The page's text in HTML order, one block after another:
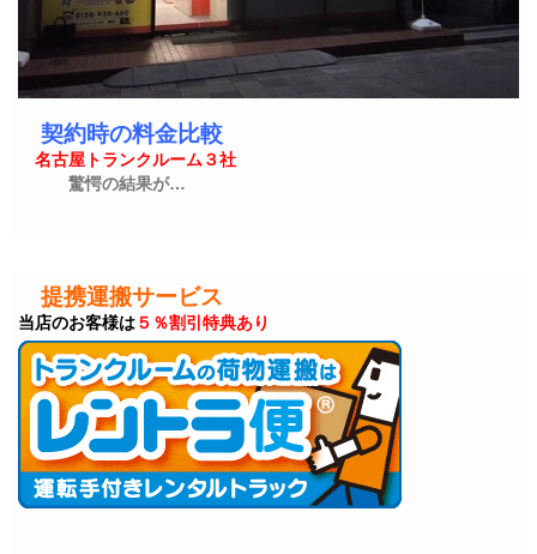
契約時の料金比較
名古屋トランクルーム３社
驚愕の結果が…
提携運搬サービス
当店のお客様は５％割引特典あり